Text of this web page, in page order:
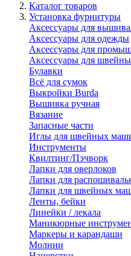
Каталог товаров
Установка фурнитуры
Аксессуары для
Аксессуары для одежды
Аксессуары для
Аксессуары для
Булавки
Всё для сумок
Выкройки Burda
Вышивка ручная
Вязание
Запасные части
Иглы для швейных
Инструменты
Квилтинг/Пэчворк
Лапки для оверлоков
Лапки для
Лапки для швейных
Ленты, бейки
Линейки / лекала
Маникюрные
Маркеры и карандаши
Молнии